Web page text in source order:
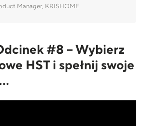
Manager, KRISHOME
#8 – Wybierz
HST i spełnij swoje